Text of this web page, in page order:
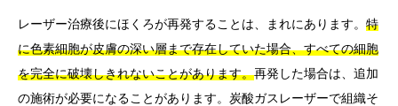
レーザー治療後にほくろが再発することは、まれにあります。 特
に色素細胞が皮膚の深い層まで存在していた場合、すべての細胞
を完全に破壊しきれないことがあります。再発した場合は、追加
の施術が必要になることがあります。炭酸ガスレーザーで組織そ